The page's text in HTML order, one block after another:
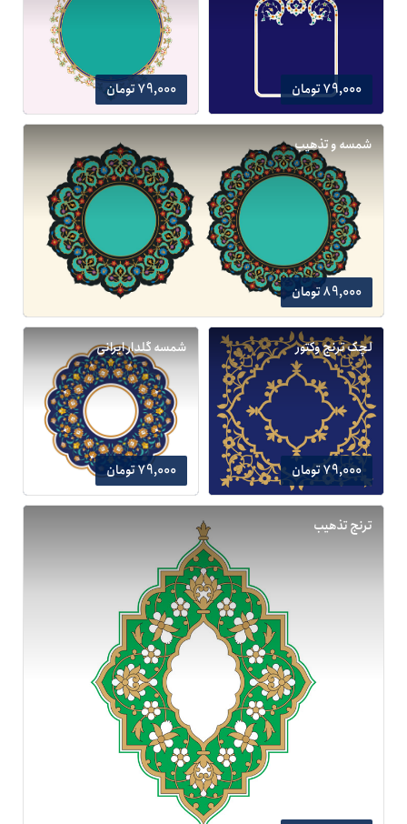
79,000 تومان 79,000 تومان
شمسه و تذهیب
89,000 تومان
لچک ترنج وکتور
79,000 تومان
شمسه گلدار ایرانی
79,000 تومان
ترنج تذهیب